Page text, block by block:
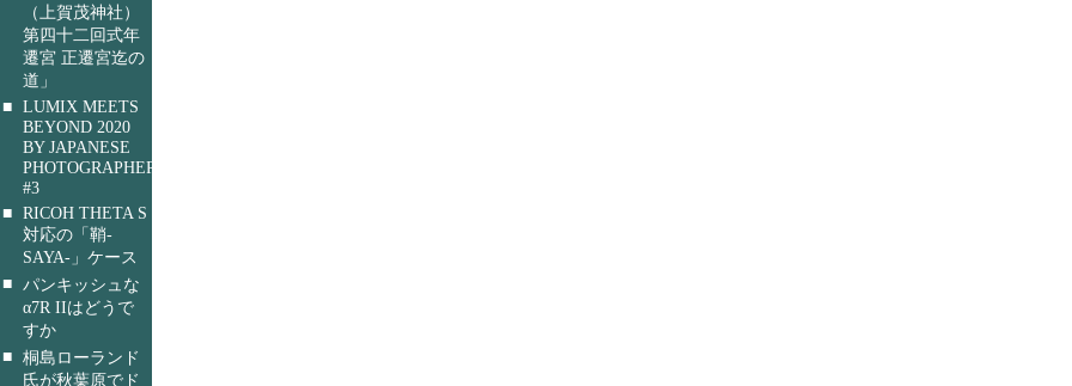
（上賀茂神社）
第四十二回式年
遷宮 正遷宮迄の
道」
■ LUMIX MEETS
BEYOND 2020
BY JAPANESE
PHOTOGRAPHERS
#3
■ RICOH THETA S
対応の「鞘-
SAYA-」ケース
■ パンキッシュな
α7R IIはどうで
すか
■ 桐島ローランド
氏が秋葉原でド